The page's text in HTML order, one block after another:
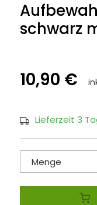
schwarz
10,90 €
Lieferzeit 3
Menge